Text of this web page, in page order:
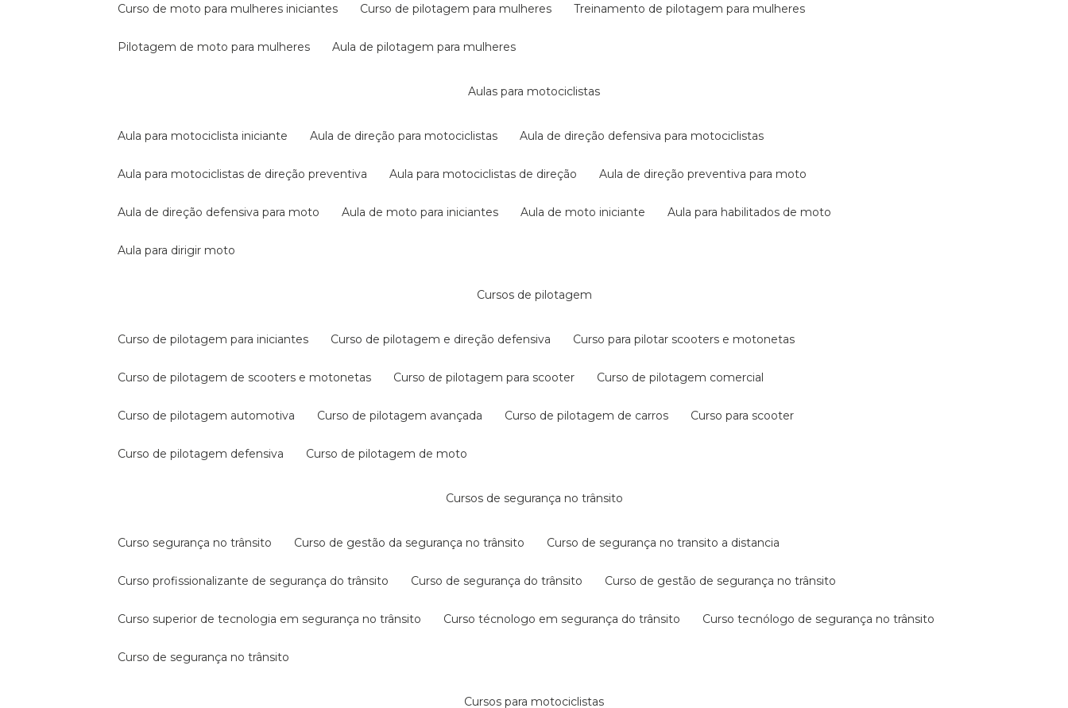
curso de moto para mulheres iniciantes curso de pilotagem para mulheres treinamento de pilotagem para mulheres
pilotagem de moto para mulheres aula de pilotagem para mulheres
aulas para motociclistas
aula para motociclista iniciante aula de direção para motociclistas aula de direção defensiva para motociclistas
aula para motociclistas de direção preventiva aula para motociclistas de direção aula de direção preventiva para moto
aula de direção defensiva para moto aula de moto para iniciantes aula de moto iniciante aula para habilitados de moto
aula para dirigir moto
cursos de pilotagem
curso de pilotagem para iniciantes curso de pilotagem e direção defensiva curso para pilotar scooters e motonetas
curso de pilotagem de scooters e motonetas curso de pilotagem para scooter curso de pilotagem comercial
curso de pilotagem automotiva curso de pilotagem avançada curso de pilotagem de carros curso para scooter
curso de pilotagem defensiva curso de pilotagem de moto
cursos de segurança no trânsito
curso segurança no trânsito curso de gestão da segurança no trânsito curso de segurança no transito a distancia
curso profissionalizante de segurança do trânsito curso de segurança do trânsito curso de gestão de segurança no trânsito
curso superior de tecnologia em segurança no trânsito curso técnologo em segurança do trânsito curso tecnólogo de segurança no trânsito
curso de segurança no trânsito
cursos para motociclistas